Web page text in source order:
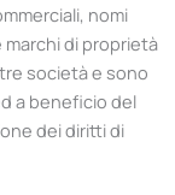
nomi
di proprietà
società e sono
a beneficio del
dei diritti di